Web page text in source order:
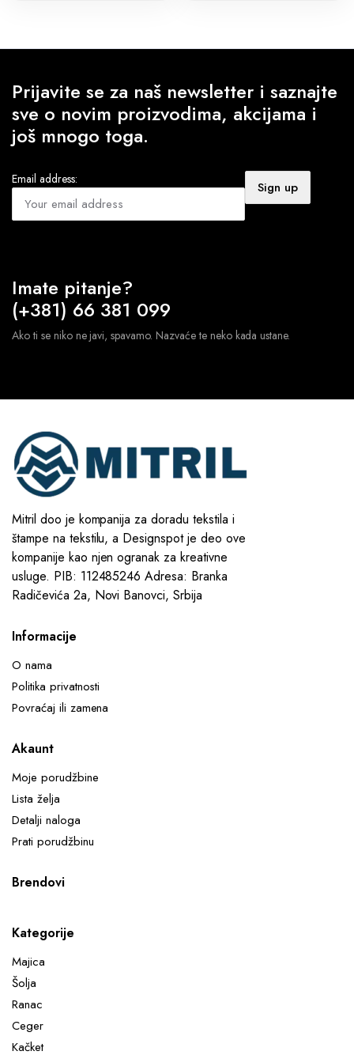
Prijavite se za naš newsletter i saznajte
sve o novim proizvodima, akcijama i
još mnogo toga.
Email address:
Imate pitanje?
(+381) 66 381 099
Ako ti se niko ne javi, spavamo. Nazvaće te neko kada ustane.
Mitril doo je kompanija za doradu tekstila i
štampe na tekstilu, a Designspot je deo ove
kompanije kao njen ogranak za kreativne
usluge. PIB: 112485246 Adresa: Branka
Radičevića 2a, Novi Banovci, Srbija
Informacije
O nama
Politika privatnosti
Povraćaj ili zamena
Akaunt
Moje porudžbine
Lista želja
Detalji naloga
Prati porudžbinu
Brendovi
Kategorije
Majica
Šolja
Ranac
Ceger
Kačket